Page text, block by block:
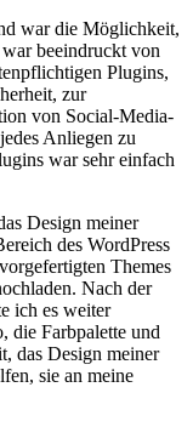
war die Möglichkeit,
beeindruckt von
Plugins,
zur
von Social-Media-
Anliegen zu
war sehr einfach
Design meiner
des WordPress
Themes
Nach der
ich es weiter
die Farbpalette und
das Design meiner
sie an meine